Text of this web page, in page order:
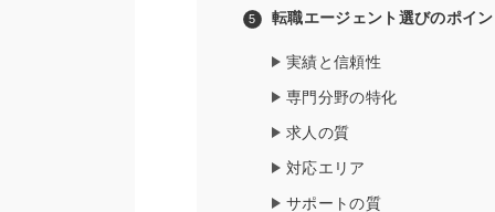
転職エージェント選びのポイ
実績と信頼性
専門分野の特化
求人の質
対応エリア
サポートの質